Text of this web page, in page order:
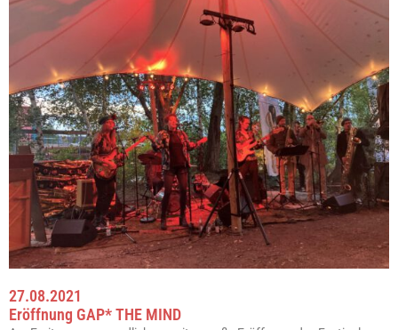
27.08.2021
Eröffnung GAP* THE MIND